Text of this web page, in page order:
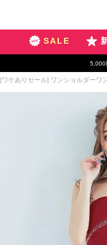
SALE
5,000
[ワケありセール] ワンショルダーワ